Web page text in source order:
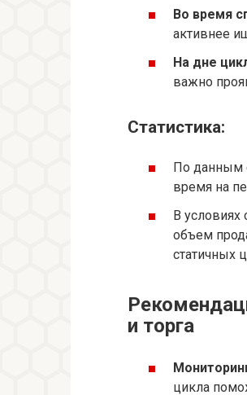
Во время
активнее
На дне
важно
Статистика:
По данным
время на
В условиях
объем
статичных
и торга
цикла